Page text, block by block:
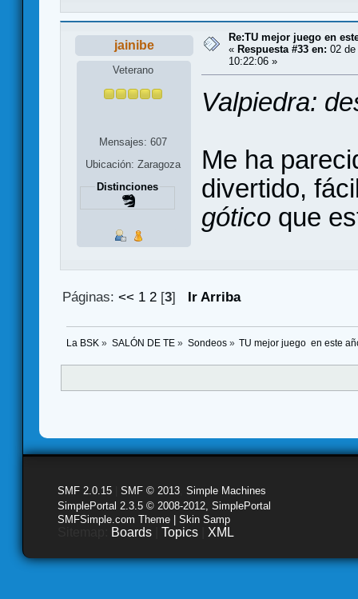
jainibe
Veterano
Mensajes: 607
Ubicación: Zaragoza
Distinciones
Re:TU mejor juego en
« Respuesta #33 en: 02 de
10:22:06 »
Valpiedra:
Me ha
divertido,
gótico que
Páginas:<< 1 2 [3] Ir Arriba
La BSK » SALÓN DE TE» Sondeos» TU mejor juego  en este
SMF 2.0.15 SMF © 2013 Simple Machines
SimplePortal 2.3.5 © 2008-2012, SimplePortal
SMFSimple.com Theme | Skin Samp
Boards Topics XML